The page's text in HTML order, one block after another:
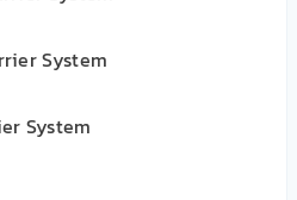
System
System